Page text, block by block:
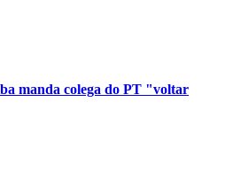
manda colega do PT "voltar